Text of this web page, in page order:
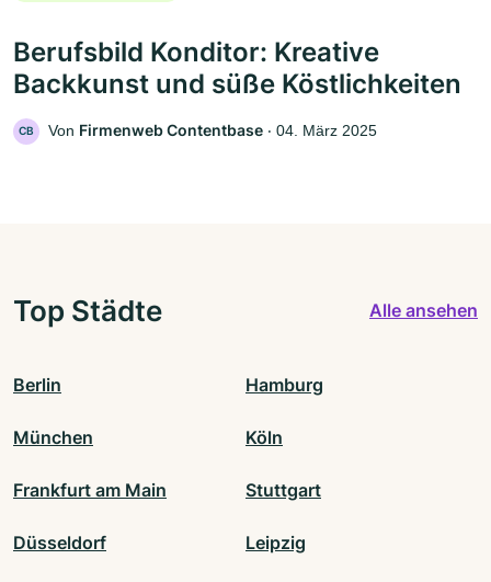
Berufsbild Konditor: Kreative
Backkunst und süße Köstlichkeiten
CB Von Firmenweb Contentbase ‧ 04. März 2025
Top Städte Alle ansehen
Berlin Hamburg
München Köln
Frankfurt am Main Stuttgart
Düsseldorf Leipzig